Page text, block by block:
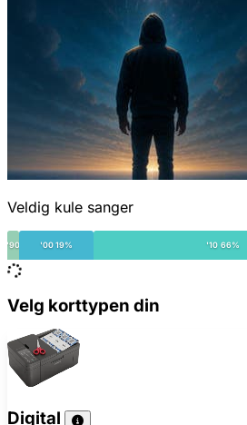
Veldig kule sanger
'90 '00 19% '10 66%
Velg korttypen din
Digital